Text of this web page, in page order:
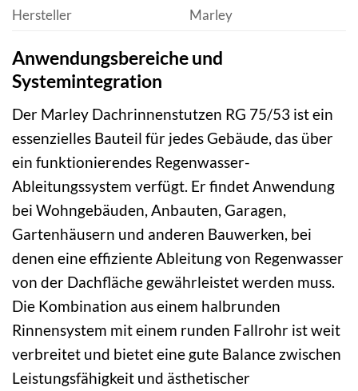
Hersteller
Marley
Anwendungsbereiche und
Systemintegration
Der Marley Dachrinnenstutzen RG 75/53 ist ein
essenzielles Bauteil für jedes Gebäude, das über
ein funktionierendes Regenwasser-
Ableitungssystem verfügt. Er findet Anwendung
bei Wohngebäuden, Anbauten, Garagen,
Gartenhäusern und anderen Bauwerken, bei
denen eine effiziente Ableitung von Regenwasser
von der Dachfläche gewährleistet werden muss.
Die Kombination aus einem halbrunden
Rinnensystem mit einem runden Fallrohr ist weit
verbreitet und bietet eine gute Balance zwischen
Leistungsfähigkeit und ästhetischer